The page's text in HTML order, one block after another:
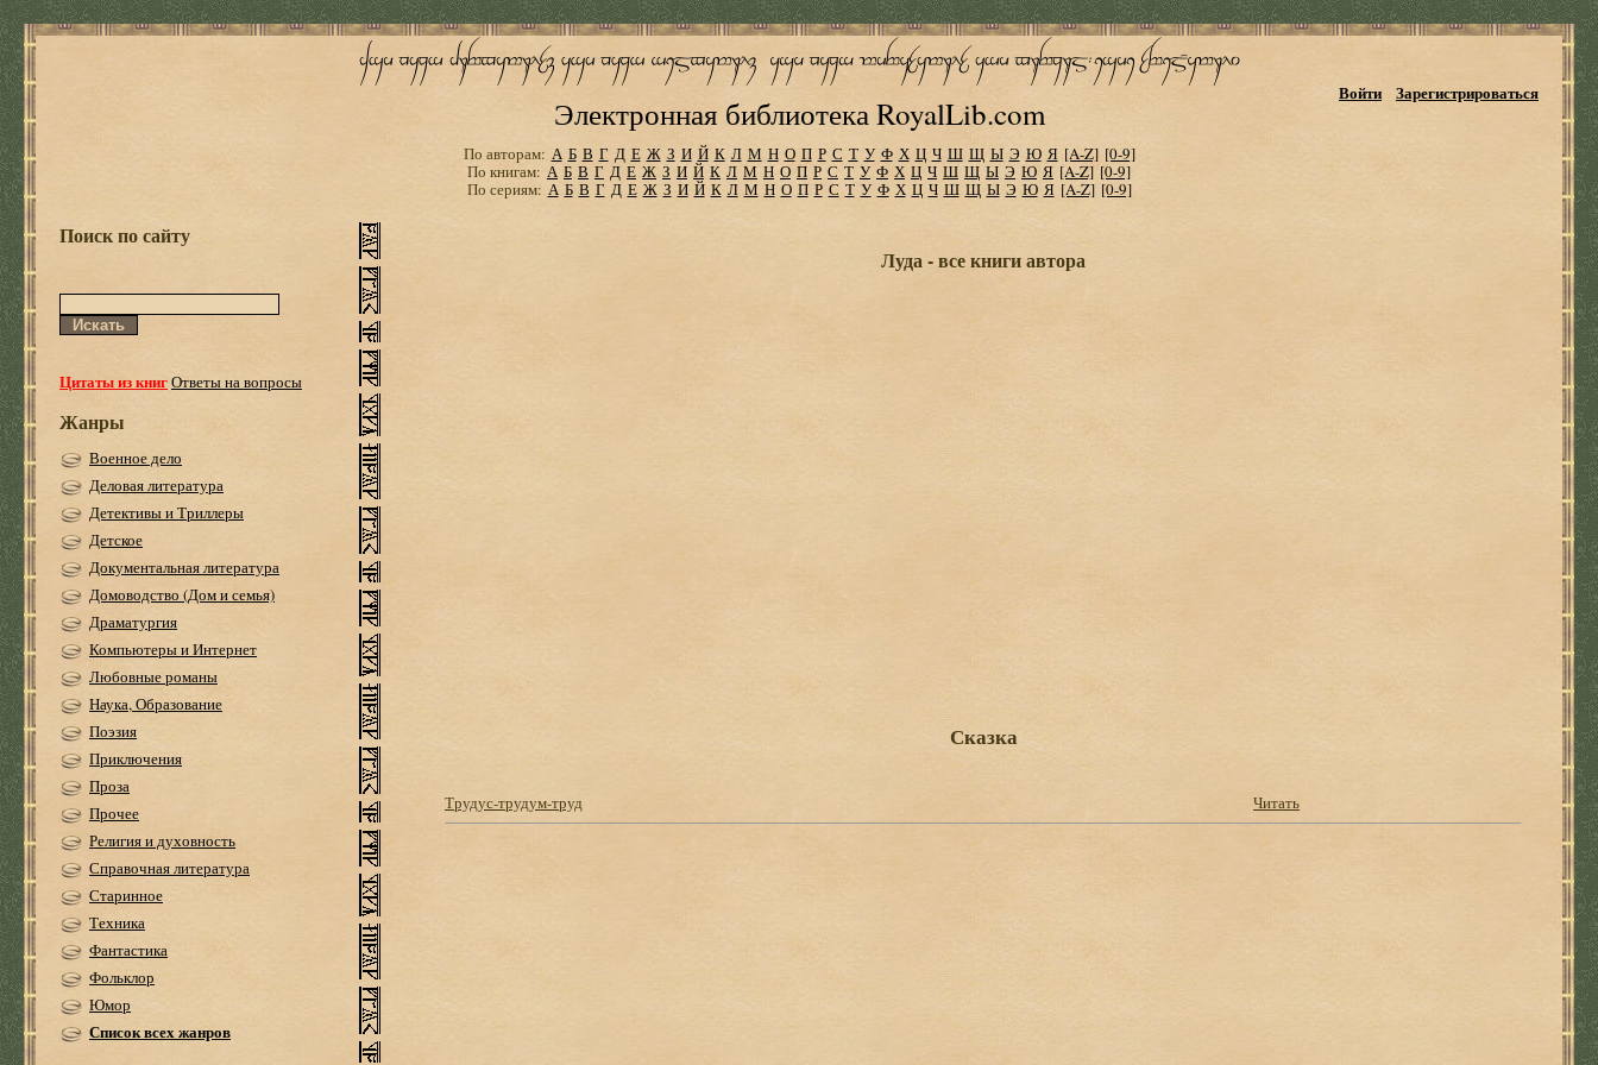
Электронная библиотека RoyalLib.com
Войти Зарегистрироваться
По авторам: А Б В Г Д Е Ж З И Й К Л М Н О П Р С Т У Ф Х Ц Ч Ш Щ Ы Э Ю Я [A-Z] [0-9]
По книгам: А Б В Г Д Е Ж З И Й К Л М Н О П Р С Т У Ф Х Ц Ч Ш Щ Ы Э Ю Я [A-Z] [0-9]
По сериям: А Б В Г Д Е Ж З И Й К Л М Н О П Р С Т У Ф Х Ц Ч Ш Щ Ы Э Ю Я [A-Z] [0-9]
Поиск по сайту
Цитаты из книгОтветы на вопросы
Жанры
Военное дело
Деловая литература
Детективы и Триллеры
Детское
Документальная литература
Домоводство (Дом и семья)
Драматургия
Компьютеры и Интернет
Любовные романы
Наука, Образование
Поэзия
Приключения
Проза
Прочее
Религия и духовность
Справочная литература
Старинное
Техника
Фантастика
Фольклор
Юмор
Список всех жанров
Луда - все книги автора
Сказка
Трудус-трудум-труд Читать